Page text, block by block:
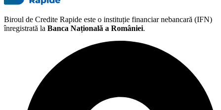
Biroul de Credite Rapide este o instituție financiar nebancară (IFN)
înregistrată la Banca Națională a României.